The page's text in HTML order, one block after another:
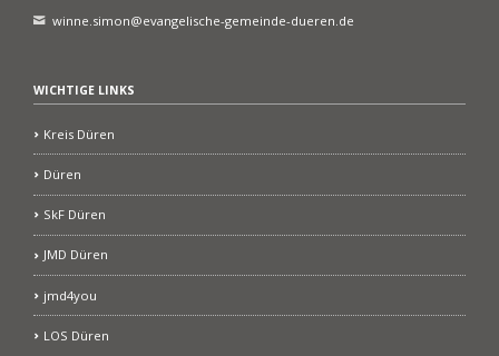
winne.simon@evangelische-gemeinde-dueren.de
WICHTIGE LINKS
Kreis Düren
Düren
SkF Düren
JMD Düren
jmd4you
LOS Düren